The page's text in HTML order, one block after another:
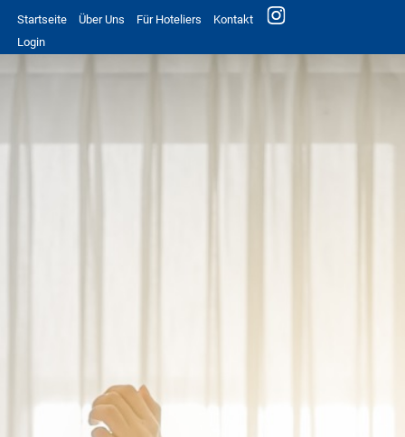
Startseite Über Uns Für Hoteliers
Kontakt
Login